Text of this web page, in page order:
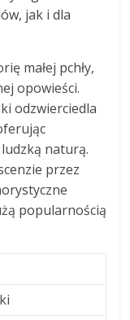
jak i dla
małej pchły,
opowieści.
odzwierciedla
naturą.
przez
popularnością